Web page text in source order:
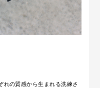
れの質感から生まれる洗練さ